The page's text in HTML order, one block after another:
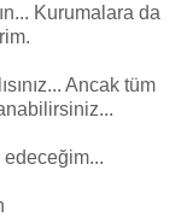
Kurumalara da
Ancak tüm